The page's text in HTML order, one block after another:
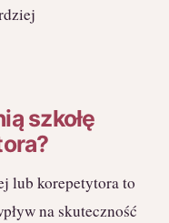
szkołę
lub korepetytora to
na skuteczność